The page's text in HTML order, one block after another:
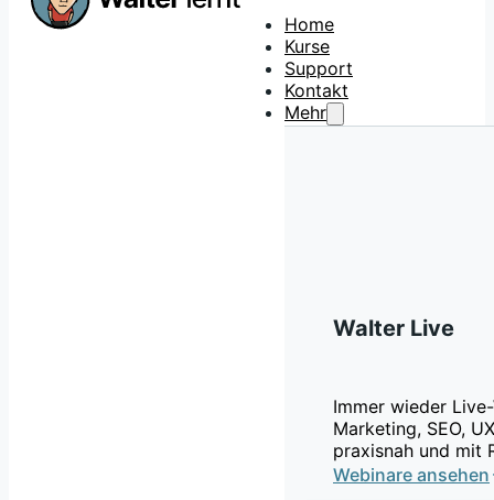
Home
Kurse
Support
Kontakt
Mehr
Walter Live
Immer wieder
Marketing, SEO,
praxisnah und mit
Webinare ansehen